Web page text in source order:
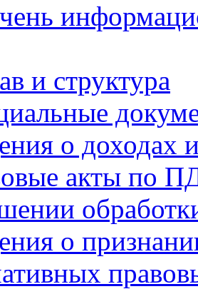
и структура
о доходах
акты по
о